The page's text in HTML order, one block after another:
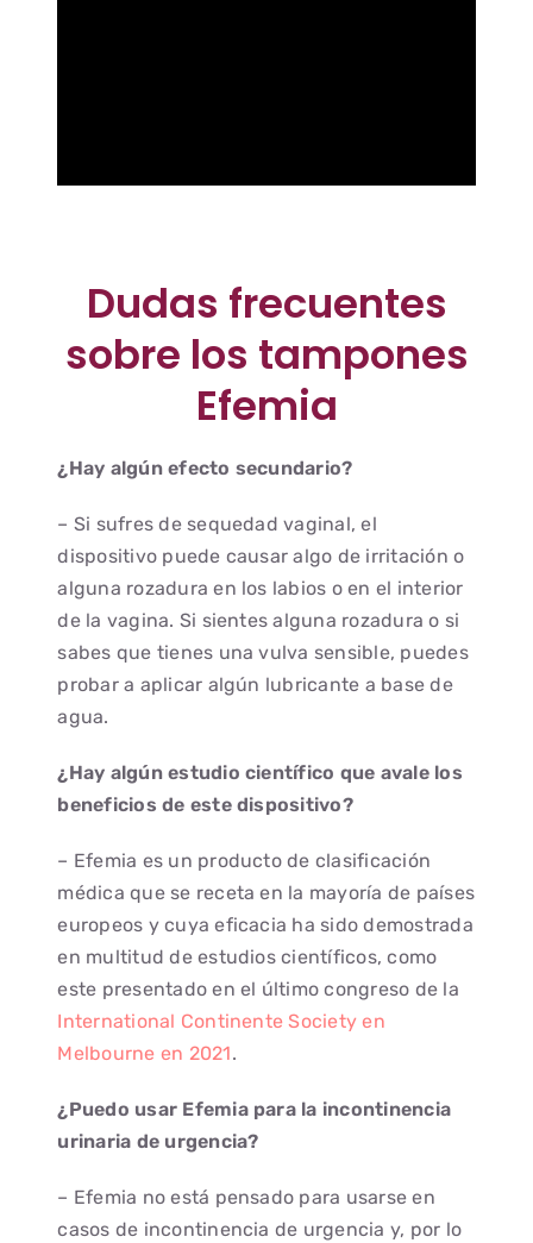
Dudas frecuentes
sobre los tampones
Efemia
¿Hay algún efecto secundario?
– Si sufres de sequedad vaginal, el
dispositivo puede causar algo de irritación o
alguna rozadura en los labios o en el interior
de la vagina. Si sientes alguna rozadura o si
sabes que tienes una vulva sensible, puedes
probar a aplicar algún lubricante a base de
agua.
¿Hay algún estudio científico que avale los
beneficios de este dispositivo?
– Efemia es un producto de clasificación
médica que se receta en la mayoría de países
europeos y cuya eficacia ha sido demostrada
en multitud de estudios científicos, como
este presentado en el último congreso de la
International Continente Society en
Melbourne en 2021.
¿Puedo usar Efemia para la incontinencia
urinaria de urgencia?
– Efemia no está pensado para usarse en
casos de incontinencia de urgencia y, por lo